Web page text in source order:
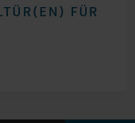
FÜR